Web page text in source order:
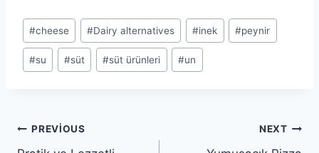
Post
Tags:
#cheese #Dairy alternatives #inek #peynir
#su #süt #süt ürünleri #un
Yazı
PREVIOUS NEXT